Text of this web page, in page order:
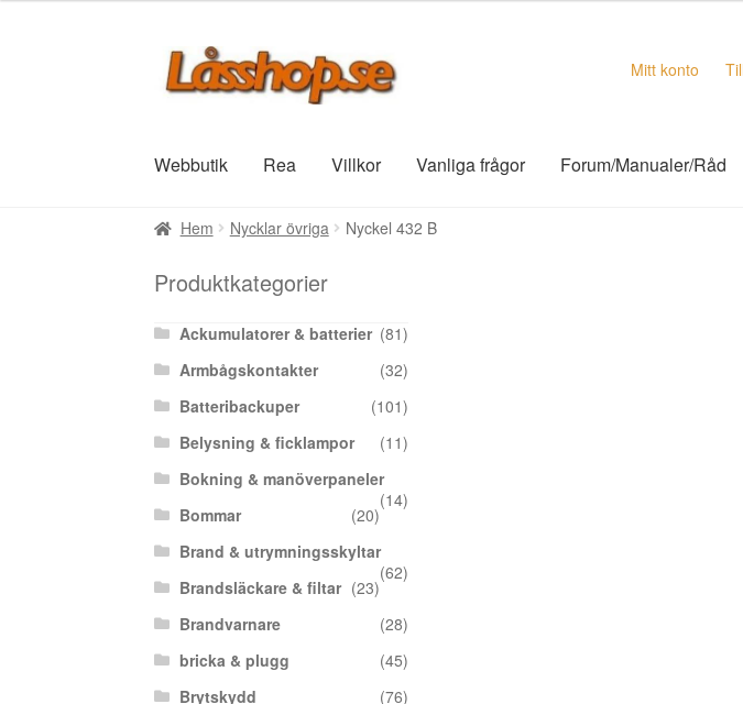
Hoppa
till
Hoppa
till
Mitt konto
Webbutik Rea Villkor Vanliga frågor Forum/Manualer/Råd
Hem Nycklar övriga Nyckel 432 B
Produktkategorier
Ackumulatorer & batterier (81)
Armbågskontakter
(32)
Batteribackuper
(101)
Belysning & ficklampor
(11)
Bokning & manöverpaneler
(14)
Bommar
(20)
Brand & utrymningsskyltar
(62)
Brandsläckare & filtar (23)
Brandvarnare
(28)
bricka & plugg
(45)
Brytskydd
(76)